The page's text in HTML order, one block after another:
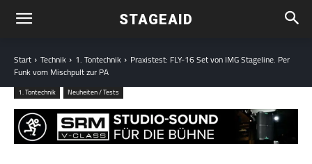
STAGEAID
Start Technik 1. Tontechnik Praxistest: FLY-16 Set von IMG Stageline. Per
Funk vom Mischpult zur PA
1. Tontechnik Neuheiten / Tests